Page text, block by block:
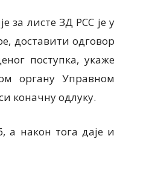
за листе ЗД РСС је у
доставити одговор
поступка, укаже
органу Управном
коначну одлуку.
а након тога даје и